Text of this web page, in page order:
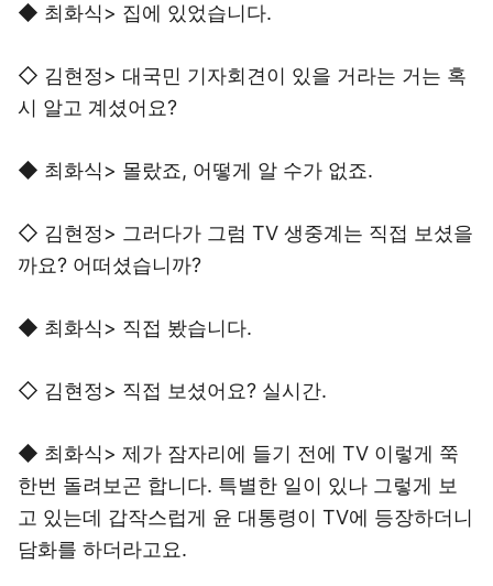
◆ 최화식> 집에 있었습니다.
◇ 김현정> 대국민 기자회견이 있을 거라는 거는 혹
시 알고 계셨어요?
◆ 최화식> 몰랐죠, 어떻게 알 수가 없죠.
◇ 김현정> 그러다가 그럼 TV 생중계는 직접 보셨을
까요? 어떠셨습니까?
◆ 최화식> 직접 봤습니다.
◇ 김현정> 직접 보셨어요? 실시간.
◆ 최화식> 제가 잠자리에 들기 전에 TV 이렇게 쭉
한번 돌려보곤 합니다. 특별한 일이 있나 그렇게 보
고 있는데 갑작스럽게 윤 대통령이 TV에 등장하더니
담화를 하더라고요.